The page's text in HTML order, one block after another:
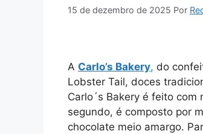
15 de dezembro de 2025 Por
A Carlo’s Bakery, do
Lobster Tail, doces
Carlo´s Bakery é feito
segundo, é composto por
chocolate meio amargo.